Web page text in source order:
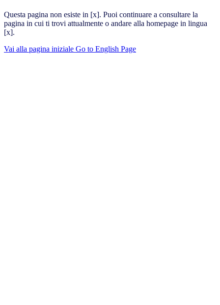
Questa pagina non esiste in [x]. Puoi continuare a consultare la
pagina in cui ti trovi attualmente o andare alla homepage in lingua
[x].
Vai alla pagina iniziale Go to English Page